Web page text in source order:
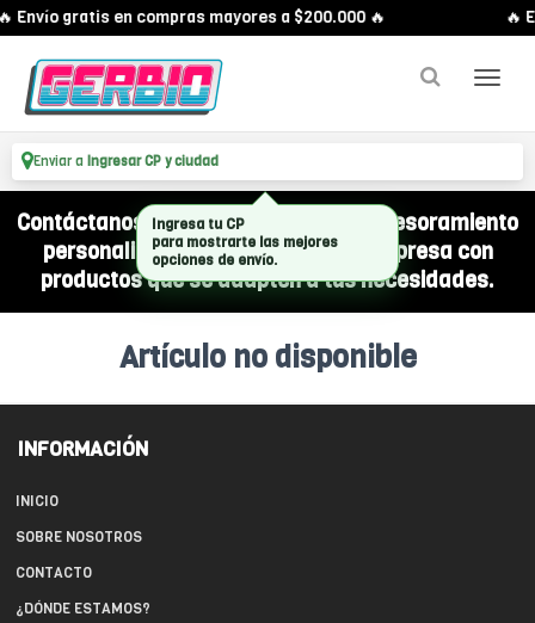
Envío gratis en compras mayores a $200.000 🔥 🔥
Enviar a Ingresar CP y ciudad
Contáctanos por WhatsApp y recibí asesoramiento
personalizado para equipar a tu empresa con
productos que se adapten a tus necesidades.
Artículo no disponible
INFORMACIÓN
INICIO
SOBRE NOSOTROS
CONTACTO
¿DÓNDE ESTAMOS?
Ingresa tu CP
para mostrarte las mejores
opciones de envío.